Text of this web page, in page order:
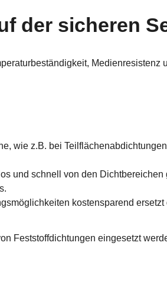
der sicheren
Medienresistenz
wie z.B. bei
und schnell von den
kostensparend
Feststoffdichtungen eingesetzt